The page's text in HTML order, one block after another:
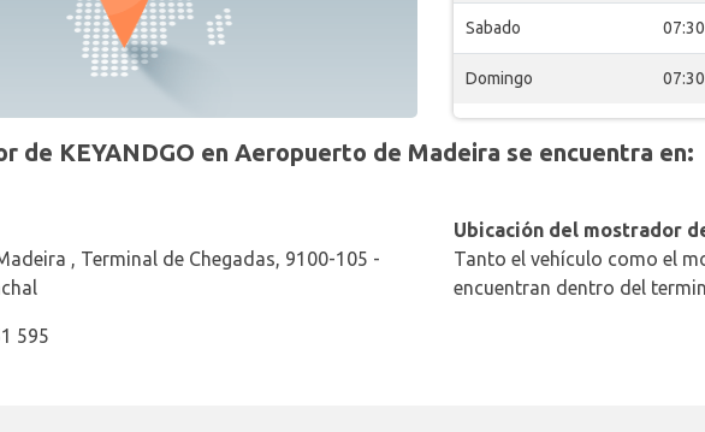
Sabado 07:30
Domingo 07:30
de KEYANDGO en Aeropuerto de Madeira se encuentra en:
, Terminal de Chegadas, 9100-105 -
595
Ubicación del mostrador
Tanto el vehículo como el
encuentran dentro del